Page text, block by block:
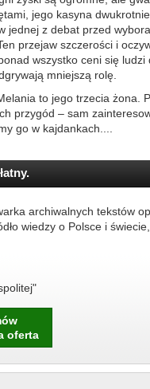
jego kasyna dwukrotnie
jednej z debat przed
przejaw szczerości i
wszystko ceni się ludzi
mniejszą rolę.
to jego trzecia żona.
przygód – sam
go w kajdankach....
archiwalnych tekstów
wiedzy o Polsce i
oferta